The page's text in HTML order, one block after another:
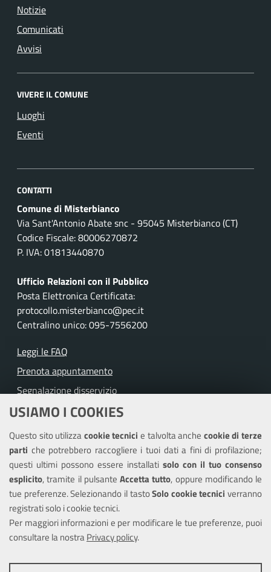
USIAMO I COOKIES
Questo sito utilizzacookie tecnicie talvolta anche cookie di terze
parti che potrebbero raccogliere i tuoi dati a fini di profilazione;
questi ultimi possono essere installati solo con il tuo consenso
esplicito, tramite il pulsante Accetta tutto, oppure modificando le
tue preferenze. Selezionando il tastoSolo cookie tecnici verranno
registrati solo i cookie tecnici.
Per maggiori informazioni e per modificare le tue preferenze, puoi
consultare la nostraPrivacy policy.
Notizie
Comunicati
Avvisi
VIVERE IL COMUNE
Luoghi
Eventi
CONTATTI
Comune di Misterbianco
Via Sant'Antonio Abate snc - 95045 Misterbianco (CT)
Codice Fiscale: 80006270872
P. IVA: 01813440870
Ufficio Relazioni con il Pubblico
Posta Elettronica Certificata:
protocollo.misterbianco@pec.it
Centralino unico: 095-7556200
Leggi le FAQ
Prenota appuntamento
Segnalazione disservizio
Richiesta assistenza
Amministrazione trasparente
Informativa privacy
Note legali
Piano di miglioramento del sito
Dichiarazione di accessibilità